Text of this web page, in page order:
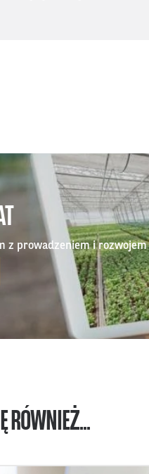
prowadzeniem i
RÓWNIEŻ...